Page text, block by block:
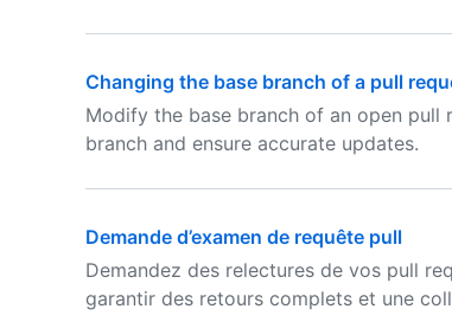
Changing the base branch of a pull
Modify the base branch of an open
branch and ensure accurate updates.
Demande d’examen de requête pull
Demandez des relectures de vos pull
garantir des retours complets et une